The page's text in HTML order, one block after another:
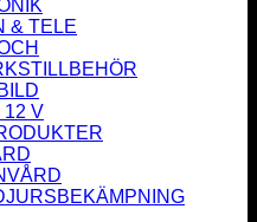
& TELE
12 V